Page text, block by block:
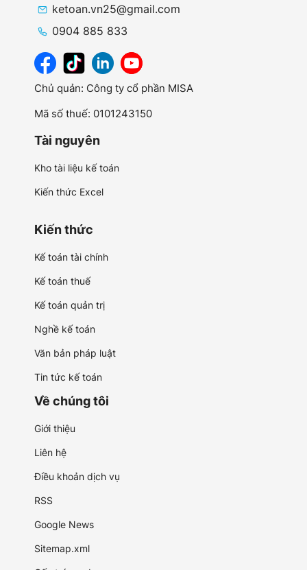
ketoan.vn25@gmail.com
0904 885 833
Chủ quản: Công ty cổ phần MISA
Mã số thuế: 0101243150
Tài nguyên
Kho tài liệu kế toán
Kiến thức Excel
Kiến thức
Kế toán tài chính
Kế toán thuế
Kế toán quản trị
Nghề kế toán
Văn bản pháp luật
Tin tức kế toán
Về chúng tôi
Giới thiệu
Liên hệ
Điều khoản dịch vụ
RSS
Google News
Sitemap.xml